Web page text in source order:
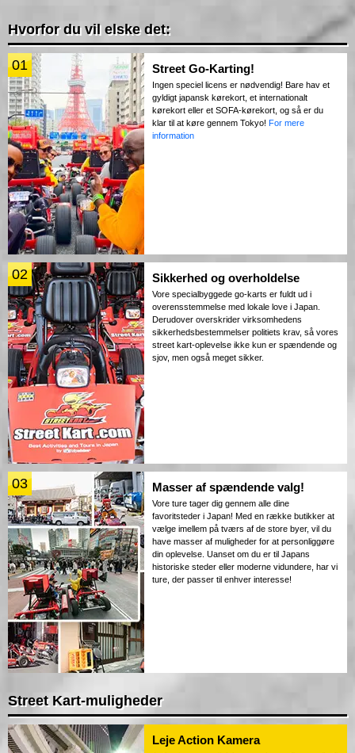
Hvorfor du vil elske det:
01 Street Go-Karting!
Ingen speciel licens er nødvendig! Bare hav et
gyldigt japansk kørekort, et internationalt
kørekort eller et SOFA-kørekort, og så er du
klar til at køre gennem Tokyo! For mere
information
02 Sikkerhed og overholdelse
Vore specialbyggede go-karts er fuldt ud i
overensstemmelse med lokale love i Japan.
Derudover overskrider virksomhedens
sikkerhedsbestemmelser politiets krav, så vores
street kart-oplevelse ikke kun er spændende og
sjov, men også meget sikker.
03 Masser af spændende valg!
Vore ture tager dig gennem alle dine
favoritsteder i Japan! Med en række butikker at
vælge imellem på tværs af de store byer, vil du
have masser af muligheder for at personliggøre
din oplevelse. Uanset om du er til Japans
historiske steder eller moderne vidundere, har vi
ture, der passer til enhver interesse!
Street Kart-muligheder
Leje Action Kamera